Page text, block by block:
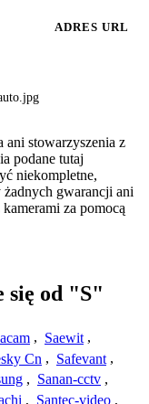
ADRES URL
ani stowarzyszenia z
podane tutaj
niekompletne,
żadnych gwarancji ani
za pomocą
się od "S"
, Saewit ,
Cn , Safevant ,
, Sanan-cctv ,
, Santec-video ,